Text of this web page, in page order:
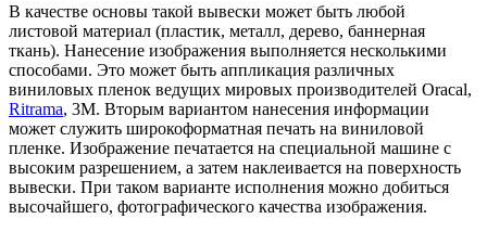
В качестве основы такой вывески может быть любой
листовой материал (пластик, металл, дерево, баннерная
ткань). Нанесение изображения выполняется несколькими
способами. Это может быть аппликация различных
виниловых пленок ведущих мировых производителей Oracal,
Ritrama, 3M. Вторым вариантом нанесения информации
может служить широкоформатная печать на виниловой
пленке. Изображение печатается на специальной машине с
высоким разрешением, а затем наклеивается на поверхность
вывески. При таком варианте исполнения можно добиться
высочайшего, фотографического качества изображения.